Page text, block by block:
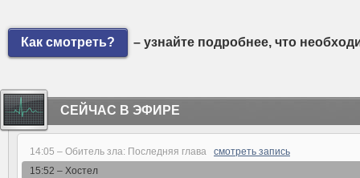
Как смотреть? – узнайте подробнее, что
СЕЙЧАС В ЭФИРЕ
14:05 – Обитель зла: Последняя глава смотреть запись
15:52 – Хостел